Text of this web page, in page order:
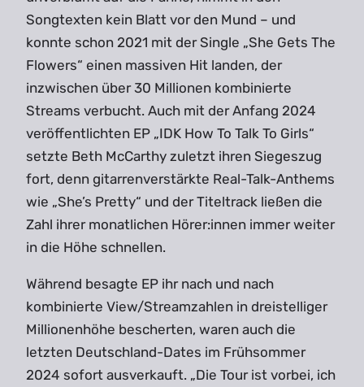
Songtexten kein Blatt vor den Mund – und
konnte schon 2021 mit der Single „She Gets The
Flowers“ einen massiven Hit landen, der
inzwischen über 30 Millionen kombinierte
Streams verbucht. Auch mit der Anfang 2024
veröffentlichten EP „IDK How To Talk To Girls“
setzte Beth McCarthy zuletzt ihren Siegeszug
fort, denn gitarrenverstärkte Real-Talk-Anthems
wie „She’s Pretty“ und der Titeltrack ließen die
Zahl ihrer monatlichen Hörer:innen immer weiter
in die Höhe schnellen.
Während besagte EP ihr nach und nach
kombinierte View/Streamzahlen in dreistelliger
Millionenhöhe bescherten, waren auch die
letzten Deutschland-Dates im Frühsommer
2024 sofort ausverkauft. „Die Tour ist vorbei, ich